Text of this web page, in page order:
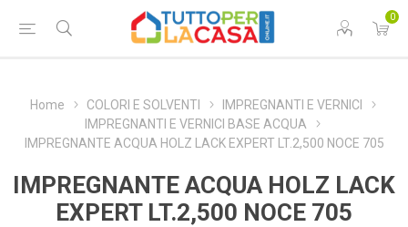
0
Home COLORI E SOLVENTI
IMPREGNANTI E VERNICI
IMPREGNANTI E VERNICI BASE ACQUA
IMPREGNANTE ACQUA HOLZ LACK EXPERT LT.2,500 NOCE 705
IMPREGNANTE ACQUA HOLZ LACK
EXPERT LT.2,500 NOCE 705